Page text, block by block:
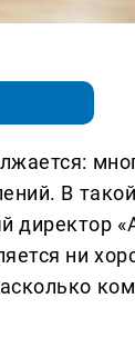
В
директор
ни